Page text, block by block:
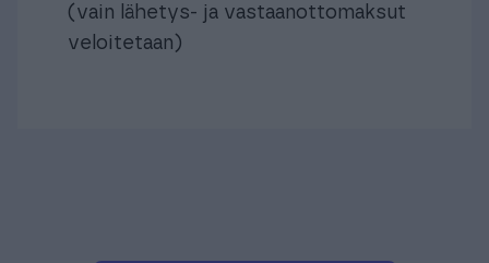
(vain lähetys- ja vastaanottomaksut
veloitetaan)